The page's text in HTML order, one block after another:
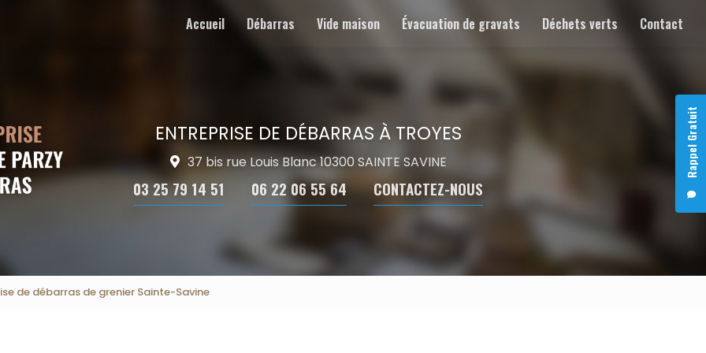
Rappel Gratuit
Accueil
Débarras Vide maison Évacuation de gravats Déchets verts Contact
ENTREPRISE DE DÉBARRAS À TROYES
37 bis rue Louis Blanc 10300 SAINTE SAVINE
03 25 79 14 51 06 22 06 55 64 CONTACTEZ-NOUS
de débarras de grenier Sainte-Savine